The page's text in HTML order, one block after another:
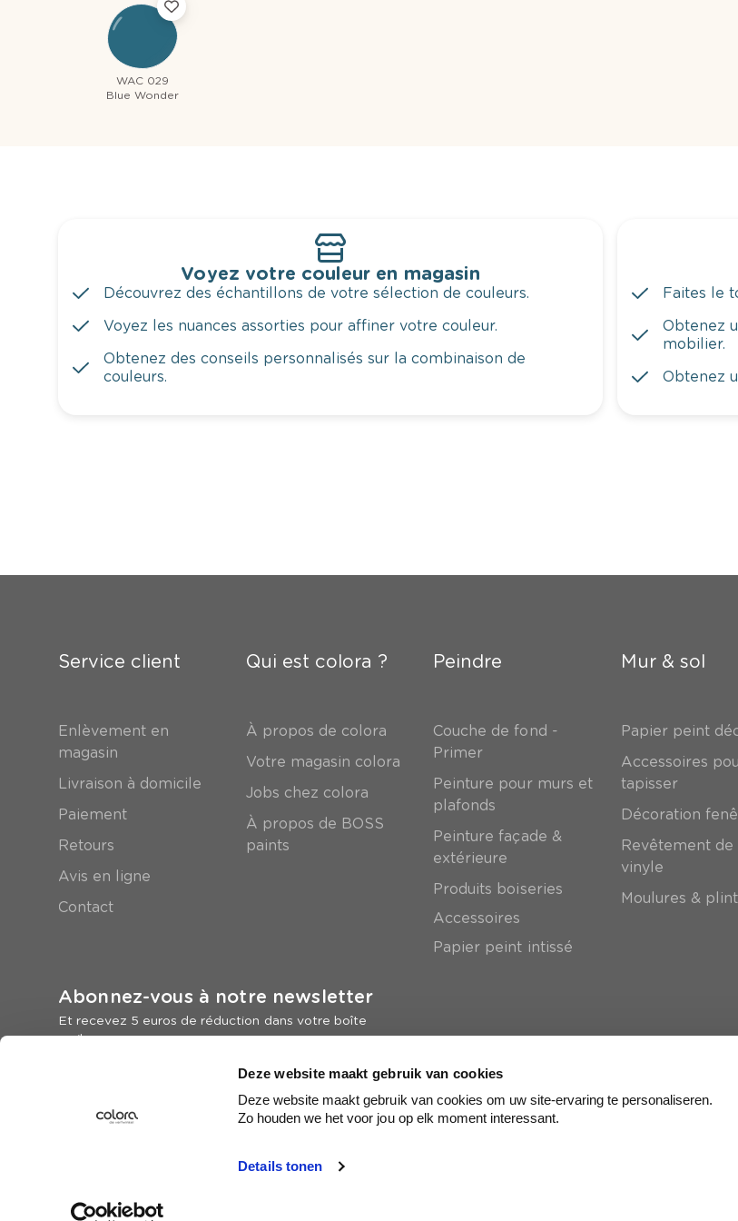
Deze website maakt gebruik van cookies
Deze website maakt gebruik van cookies om uw site-ervaring te personaliseren.
Zo houden we het voor jou op elk moment interessant.
Details tonen
WAC 029
Blue Wonder
Voyez votre couleur en magasin
Découvrez des échantillons de votre sélection de couleurs.
Voyez les nuances assorties pour affiner votre couleur.
Obtenez des conseils personnalisés sur la combinaison de
couleurs.
Faites le
Obtenez
mobilier.
Obtenez
Service client
Enlèvement en
magasin
Livraison à domicile
Paiement
Retours
Avis en ligne
Contact
Qui est colora ?
À propos de colora
Votre magasin colora
Jobs chez colora
À propos de BOSS
paints
Peindre
Couche de fond -
Primer
Peinture pour murs et
plafonds
Peinture façade &
extérieure
Produits boiseries
Accessoires
Papier peint intissé
Mur & sol
Papier peint
Accessoires
tapisser
Décoration
Revêtement de
vinyle
Moulures &
Abonnez-vous à notre newsletter
Et recevez 5 euros de réduction dans votre boîte
mail
Inscrivez-vous